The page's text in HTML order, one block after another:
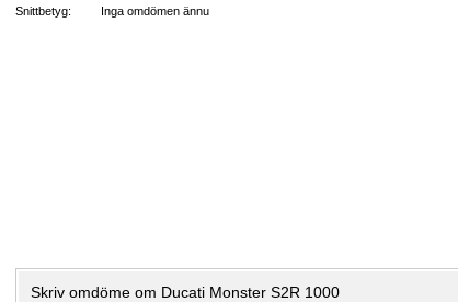
Snittbetyg:
Inga omdömen ännu
Skriv omdöme om Ducati Monster S2R 1000